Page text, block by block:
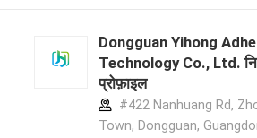
Dongguan Yihong
Technology Co., Ltd.
प्रोफ़ाइल
#422 Nanhuang Rd,
Town, Dongguan,